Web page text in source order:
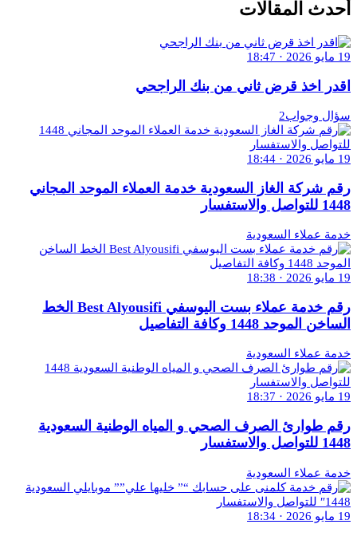
أحدث المقالات
19 مايو 2026 · 18:47
اقدر اخذ قرض ثاني من بنك الراجحي
سؤال وجواب2
19 مايو 2026 · 18:44
رقم شركة الغاز السعودية خدمة العملاء الموحد المجاني
1448 للتواصل والاستفسار
خدمة عملاء السعودية
19 مايو 2026 · 18:38
رقم خدمة عملاء بست اليوسفي Best Alyousifi الخط
الساخن الموحد 1448 وكافة التفاصيل
خدمة عملاء السعودية
19 مايو 2026 · 18:37
رقم طوارئ الصرف الصحي و المياه الوطنية السعودية
1448 للتواصل والاستفسار
خدمة عملاء السعودية
19 مايو 2026 · 18:34